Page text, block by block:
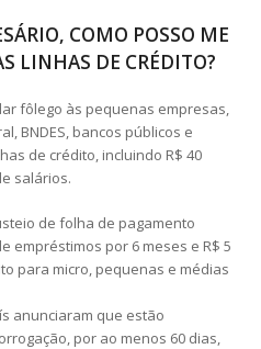
COMO POSSO ME
LINHAS DE CRÉDITO?
fôlego às pequenas empresas,
BNDES, bancos públicos e
de crédito, incluindo R$ 40
salários.
de folha de pagamento
empréstimos por 6 meses e R$ 5
para micro, pequenas e médias
anunciaram que estão
por ao menos 60 dias,